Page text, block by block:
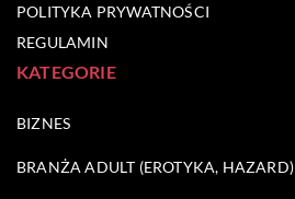
POLITYKA PRYWATNOŚCI
REGULAMIN
KATEGORIE
BIZNES
BRANŻA ADULT (EROTYKA, HAZARD)